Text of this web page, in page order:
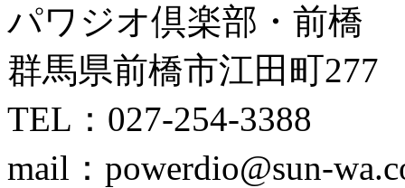
パワジオ倶楽部・前橋
群馬県前橋市江田町277
TEL：027-254-3388
mail：powerdio@sun-